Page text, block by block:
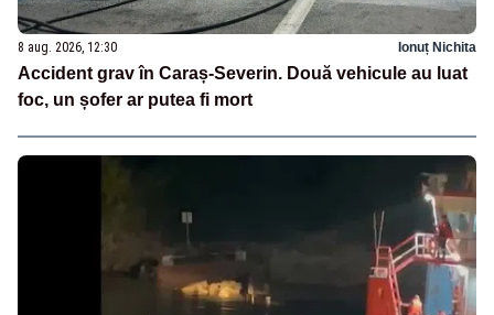
8 aug. 2026, 12:30 Ionuț Nichita
Accident grav în Caraș-Severin. Două vehicule au luat
foc, un șofer ar putea fi mort